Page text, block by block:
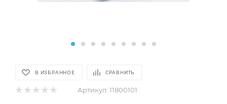
В ИЗБРАННОЕ СРАВНИТЬ
Артикул: 11800101